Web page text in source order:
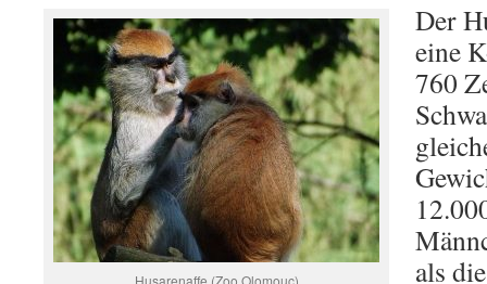
Husarenaffe (Zoo Olomouc)
Der
eine
760
als